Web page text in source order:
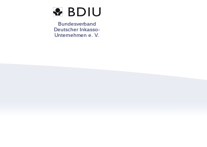
Bundesverband
Deutscher Inkasso-
Unternehmen e. V.